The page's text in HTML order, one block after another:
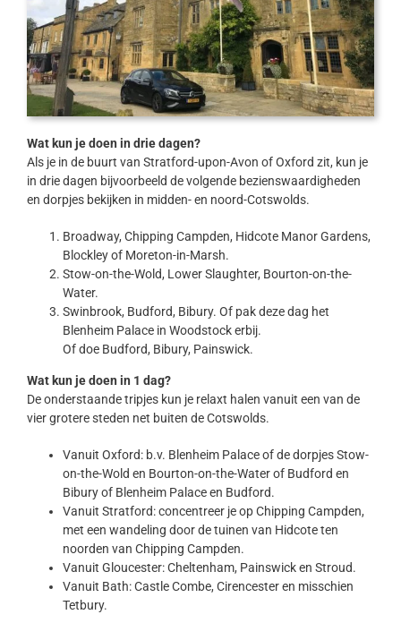
Wat kun je doen in drie dagen?
Als je in de buurt van Stratford-upon-Avon of Oxford zit, kun je
in drie dagen bijvoorbeeld de volgende bezienswaardigheden
en dorpjes bekijken in midden- en noord-Cotswolds.
Broadway, Chipping Campden, Hidcote Manor Gardens,
Blockley of Moreton-in-Marsh.
Stow-on-the-Wold, Lower Slaughter, Bourton-on-the-
Water.
Swinbrook, Budford, Bibury. Of pak deze dag het
Blenheim Palace in Woodstock erbij.
Of doe Budford, Bibury, Painswick.
Wat kun je doen in 1 dag?
De onderstaande tripjes kun je relaxt halen vanuit een van de
vier grotere steden net buiten de Cotswolds.
Vanuit Oxford: b.v. Blenheim Palace of de dorpjes Stow-
on-the-Wold en Bourton-on-the-Water of Budford en
Bibury of Blenheim Palace en Budford.
Vanuit Stratford: concentreer je op Chipping Campden,
met een wandeling door de tuinen van Hidcote ten
noorden van Chipping Campden.
Vanuit Gloucester: Cheltenham, Painswick en Stroud.
Vanuit Bath: Castle Combe, Cirencester en misschien
Tetbury.